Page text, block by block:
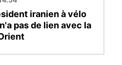
iranien à vélo
pas de lien avec la